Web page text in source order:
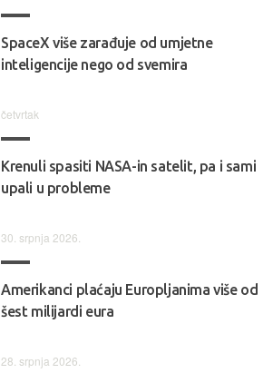
SpaceX više zarađuje od umjetne
inteligencije nego od svemira
četvrtak
Krenuli spasiti NASA-in satelit, pa i sami
upali u probleme
30. srpnja 2026.
Amerikanci plaćaju Europljanima više od
šest milijardi eura
28. srpnja 2026.